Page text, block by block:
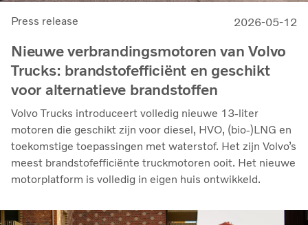
Press release 2026-05-12
Nieuwe verbrandingsmotoren van Volvo
Trucks: brandstofefficiënt en geschikt
voor alternatieve brandstoffen
Volvo Trucks introduceert volledig nieuwe 13-liter
motoren die geschikt zijn voor diesel, HVO, (bio-)LNG en
toekomstige toepassingen met waterstof. Het zijn Volvo’s
meest brandstofefficiënte truckmotoren ooit. Het nieuwe
motorplatform is volledig in eigen huis ontwikkeld.